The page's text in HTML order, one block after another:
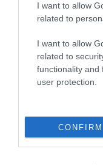
I want to allow
related to
I want to allow
related to
functionality and
user protection.
CONFIRM